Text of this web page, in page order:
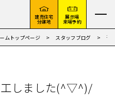
建売住宅
分譲地
展示場
来場予約
ムトップページ スタッフブログ 平
しました(^▽^)/